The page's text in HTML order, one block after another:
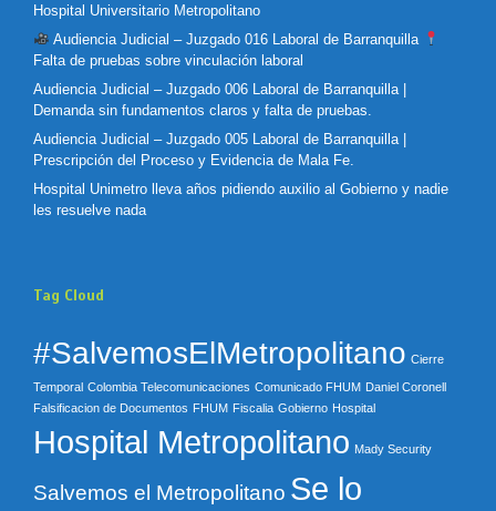
Hospital Universitario Metropolitano
Audiencia Judicial – Juzgado 016 Laboral de Barranquilla
Falta de pruebas sobre vinculación laboral
Audiencia Judicial – Juzgado 006 Laboral de Barranquilla |
Demanda sin fundamentos claros y falta de pruebas.
Audiencia Judicial – Juzgado 005 Laboral de Barranquilla |
Prescripción del Proceso y Evidencia de Mala Fe.
Hospital Unimetro lleva años pidiendo auxilio al Gobierno y nadie
les resuelve nada
Tag Cloud
#SalvemosElMetropolitano Cierre
Temporal Colombia Telecomunicaciones Comunicado FHUM Daniel Coronell
Falsificacion de Documentos FHUM Fiscalia Gobierno Hospital
Hospital Metropolitano Mady Security
Salvemos el Metropolitano Se lo